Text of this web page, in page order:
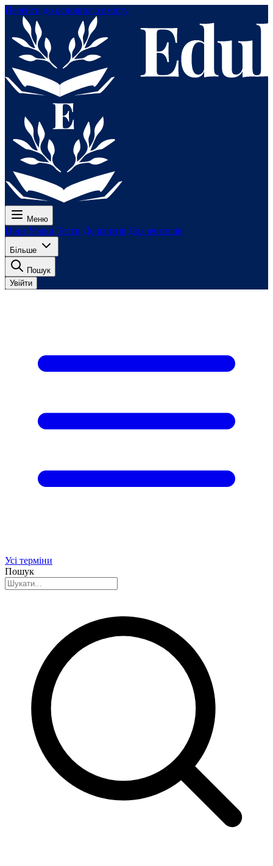
Перейти до основного вмісту
Меню
Ціни Уроки Тести До іспитів Для вчителів
Більше
Пошук
Увійти
Усі терміни
Пошук